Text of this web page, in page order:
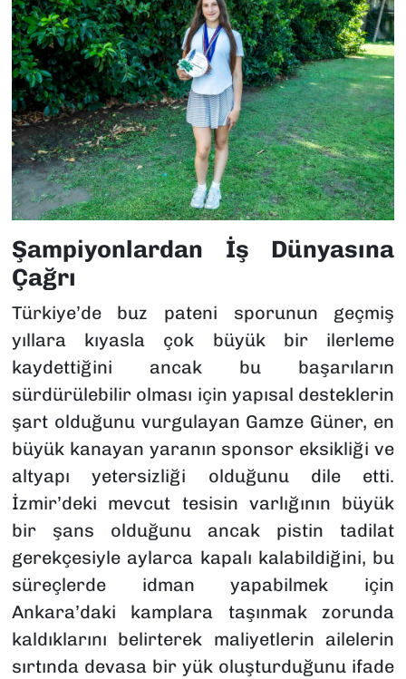
Şampiyonlardan İş Dünyasına
Çağrı
Türkiye’de buz pateni sporunun geçmiş
yıllara kıyasla çok büyük bir ilerleme
kaydettiğini ancak bu başarıların
sürdürülebilir olması için yapısal desteklerin
şart olduğunu vurgulayan Gamze Güner, en
büyük kanayan yaranın sponsor eksikliği ve
altyapı yetersizliği olduğunu dile etti.
İzmir’deki mevcut tesisin varlığının büyük
bir şans olduğunu ancak pistin tadilat
gerekçesiyle aylarca kapalı kalabildiğini, bu
süreçlerde idman yapabilmek için
Ankara’daki kamplara taşınmak zorunda
kaldıklarını belirterek maliyetlerin ailelerin
sırtında devasa bir yük oluşturduğunu ifade